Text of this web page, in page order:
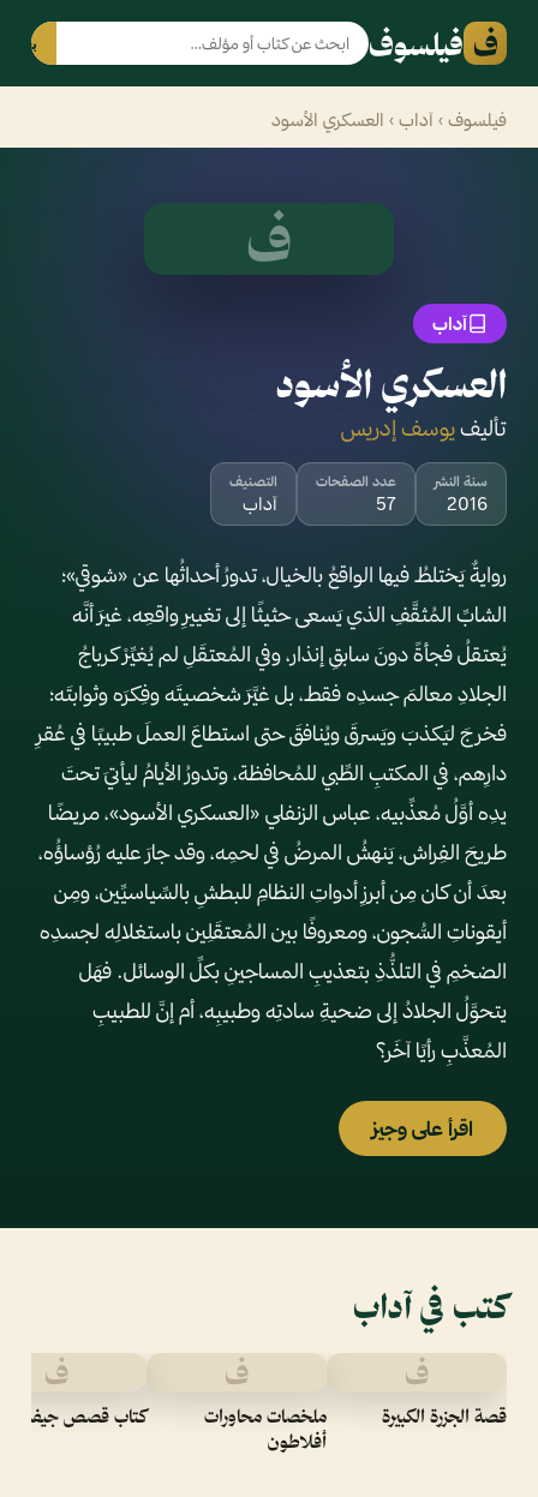
ف فيلسوف بحث
فيلسوف › آداب › العسكري الأسود
ف
آداب
العسكري الأسود
تأليفيوسف إدريس
سنة النشر
2016
عدد الصفحات
57
التصنيف
آداب
روايةٌ يَختلطُ فيها الواقعُ بالخيال، تدورُ أحداثُها عن «شوقي»؛
الشابِّ المُثقَّفِ الذي يَسعى حثيثًا إلى تغييرِ واقعِه، غيرَ أنَّه
يُعتقلُ فجأةً دونَ سابقِ إنذار، وفي المُعتقَلِ لم يُغيِّرْ كرباجُ
الجلادِ معالمَ جسدِه فقط، بل غيَّرَ شخصيتَه وفِكرَه وثوابتَه؛
فخرجَ ليَكذبَ ويَسرقَ ويُنافقَ حتى استطاعَ العملَ طبيبًا في عُقرِ
دارِهم، في المكتبِ الطِّبي للمُحافظة، وتدورُ الأيامُ ليأتيَ تحتَ
يدِه أوَّلُ مُعذِّبيه، عباس الزنفلي «العسكري الأسود»، مريضًا
طريحَ الفِراش، يَنهشُ المرضُ في لحمِه، وقد جارَ عليه رُؤساؤُه،
بعدَ أن كان مِن أبرزِ أدواتِ النظامِ للبطشِ بالسِّياسيِّين، ومِن
أيقوناتِ السُّجون، ومعروفًا بين المُعتقَلِين باستغلالِه لجسدِه
الضخمِ في التلذُّذِ بتعذيبِ المساجينِ بكلِّ الوسائل. فهَل
يتحوَّلُ الجلادُ إلى ضحيةِ سادتِه وطبيبِه، أم إنَّ للطبيبِ
المُعذَّبِ رأيًا آخَر؟
اقرأ على وجيز
كتب في آداب
ف
قصة الجزرة الكبيرة
ف
ملخصات محاورات
أفلاطون
ف
كتاب قصص جيفرد